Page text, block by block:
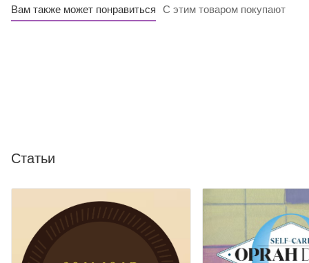
Вам также может понравиться С этим товаром покупают
Статьи